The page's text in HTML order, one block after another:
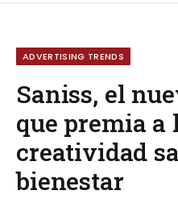
ADVERTISING TRENDS
Saniss, el
que premia a
creatividad
bienestar